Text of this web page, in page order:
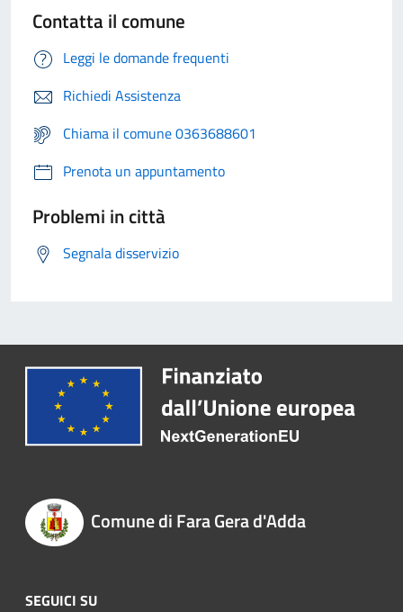
Contatta il comune
Leggi le domande frequenti
Richiedi Assistenza
Chiama il comune 0363688601
Prenota un appuntamento
Problemi in città
Segnala disservizio
Comune di Fara Gera d'Adda
SEGUICI SU